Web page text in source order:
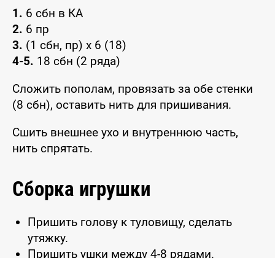
1. 6 сбн в КА
2. 6 пр
3. (1 сбн, пр) х 6 (18)
4-5. 18 сбн (2 ряда)
Сложить пополам, провязать за обе стенки
(8 сбн), оставить нить для пришивания.
Сшить внешнее ухо и внутреннюю часть,
нить спрятать.
Сборка игрушки
Пришить голову к туловищу, сделать
утяжку.
Пришить ушки между 4-8 рядами.